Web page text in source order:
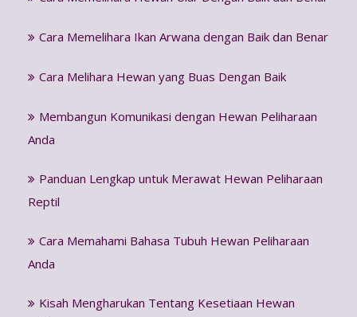
Cara Memelihara Ikan Arwana dengan Baik dan Benar
Cara Melihara Hewan yang Buas Dengan Baik
Membangun Komunikasi dengan Hewan Peliharaan
Anda
Panduan Lengkap untuk Merawat Hewan Peliharaan
Reptil
Cara Memahami Bahasa Tubuh Hewan Peliharaan
Anda
Kisah Mengharukan Tentang Kesetiaan Hewan